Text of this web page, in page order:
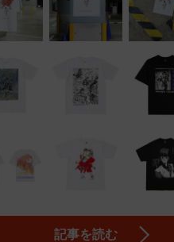
記事を読む